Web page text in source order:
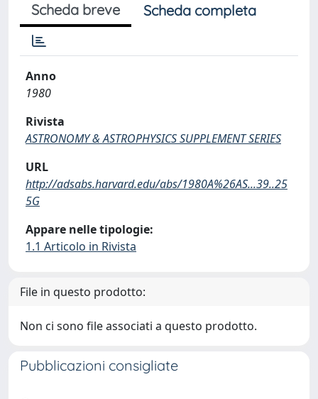
Scheda breve Scheda completa
Anno
1980
Rivista
ASTRONOMY & ASTROPHYSICS SUPPLEMENT SERIES
URL
http://adsabs.harvard.edu/abs/1980A%26AS...39..25
5G
Appare nelle tipologie:
1.1 Articolo in Rivista
File in questo prodotto:
Non ci sono file associati a questo prodotto.
Pubblicazioni consigliate